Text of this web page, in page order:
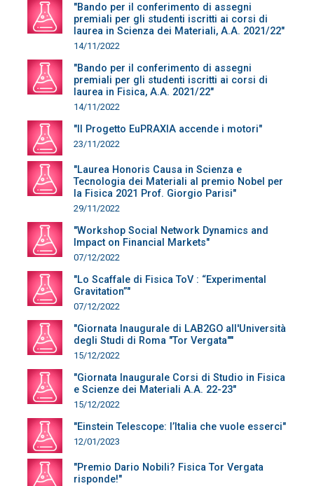
"Bando per il conferimento di assegni
premiali per gli studenti iscritti ai corsi di
laurea in Scienza dei Materiali, A.A. 2021/22"
14/11/2022
"Bando per il conferimento di assegni
premiali per gli studenti iscritti ai corsi di
laurea in Fisica, A.A. 2021/22"
14/11/2022
"Il Progetto EuPRAXIA accende i motori"
23/11/2022
"Laurea Honoris Causa in Scienza e
Tecnologia dei Materiali al premio Nobel per
la Fisica 2021 Prof. Giorgio Parisi"
29/11/2022
"Workshop Social Network Dynamics and
Impact on Financial Markets"
07/12/2022
"Lo Scaffale di Fisica ToV : “Experimental
Gravitation”"
07/12/2022
"Giornata Inaugurale di LAB2GO all'Università
degli Studi di Roma "Tor Vergata""
15/12/2022
"Giornata Inaugurale Corsi di Studio in Fisica
e Scienze dei Materiali A.A. 22-23"
15/12/2022
"Einstein Telescope: l’Italia che vuole esserci"
12/01/2023
"Premio Dario Nobili? Fisica Tor Vergata
risponde!"